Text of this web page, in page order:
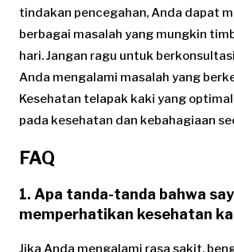
tindakan pencegahan, Anda dapat
berbagai masalah yang mungkin
hari. Jangan ragu untuk
Anda mengalami masalah yang
Kesehatan telapak kaki yang
pada kesehatan dan kebahagiaan
FAQ
1. Apa tanda-tanda bahwa
memperhatikan kesehatan
Jika Anda mengalami rasa sakit,